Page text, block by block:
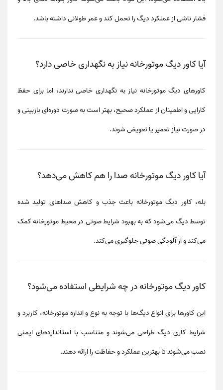
فشار ناشی از عملکرد دیگرا تحمل کند و عمر طولانی داشته باشد.
آیا کاور دیگ موتورخانه نیاز به نگهداری خاصی دارد؟
کاورهای دیگ موتورخانه نیاز به نگهداری خاصی ندارند، اما برای حفظ
کارایی و اطمینان از عملکرد صحیح، بهتر است به صورت دوره‌ایبازبینیو
در صورت نیازتعمیر یا تعویضشوند.
آیا کاور دیگ موتورخانه صدا را هم کاهش می‌دهد؟
بله، کاور دیگ موتورخانه باعث جذب و کاهش صداهای تولید شده
توسط دیگ می‌شود که بهبهبود شرایط صوتی در محیط موتورخانهکمک
می‌کند و از آلودگی صوتی جلوگیری می‌کند.
کاور دیگ موتورخانه در چه شرایطی استفاده می‌شود؟
این کاورها برای انواع دیگ‌ها با توجه بهنوع و اندازه موتورخانه، کاربرد و
شرایط کاری دیگطراحی می‌شوند و متناسب بااستانداردهای ایمنی
نصب می‌شوند تا بهترین عملکرد و حفاظت را ارائه دهند.